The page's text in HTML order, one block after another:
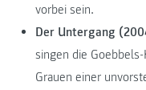
vorbei sein.
Der Untergang
singen die
Grauen einer